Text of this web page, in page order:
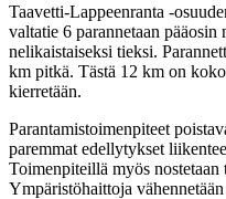
Taavetti-Lappeenranta -
valtatie 6 parannetaan
nelikaistaiseksi tieksi.
km pitkä. Tästä 12 km on
kierretään.
Parantamistoimenpiteet
paremmat edellytykset
Toimenpiteillä myös nostetaan
Ympäristöhaittoja